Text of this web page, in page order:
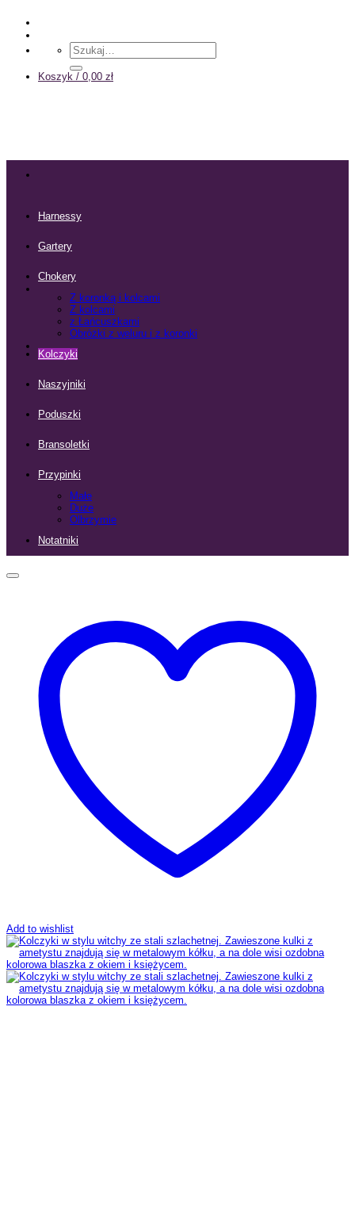
zawartości
Szukaj:
Koszyk / 0,00 zł
Harnessy
Gartery
Chokery
Z koronką i kolcami
Z kolcami
z Łańcuszkami
Obróżki z weluru i z koronki
Kolczyki
Naszyjniki
Poduszki
Bransoletki
Przypinki
Małe
Duże
Olbrzymie
Notatniki
Add to wishlist